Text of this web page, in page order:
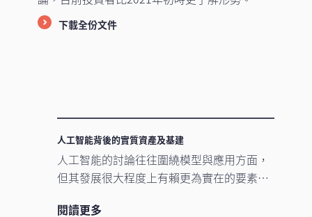
下載全份文件
人工智能背後的實質資產及基建
人工智能的討論往往圍繞模型與應用方面，
但其發展很大程度上有賴更為實在的要素。
撐人工智能發展的實體基礎。隨著結構性因
閱讀更多